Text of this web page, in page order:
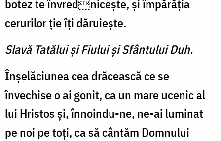
botez te învrednicește, și împărăția
cerurilor ție îți dăruiește.
Slavă Tatălui şi Fiului şi Sfântului Duh.
Înșelăciunea cea drăcească ce se
învechise o ai gonit, ca un mare ucenic al
lui Hristos și, înnoindu-ne, ne-ai luminat
pe noi pe toți, ca să cântăm Domnului